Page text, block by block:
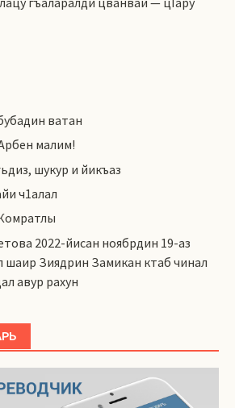
ватан
малим!
шукур и йикъаз
ч1алал
2022-йисан ноябрдин 19-аз
шаир Зиядрин Замикан ктаб чинал
авур рахун